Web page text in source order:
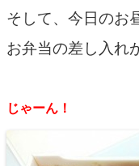
そして、今日のお
お弁当の差し入れ
じゃーん！